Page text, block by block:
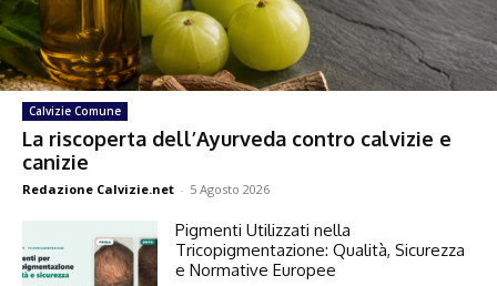
Calvizie Comune
La riscoperta dell’Ayurveda contro calvizie e
canizie
Redazione Calvizie.net - 5 Agosto 2026
Pigmenti Utilizzati nella
Tricopigmentazione: Qualità, Sicurezza
e Normative Europee